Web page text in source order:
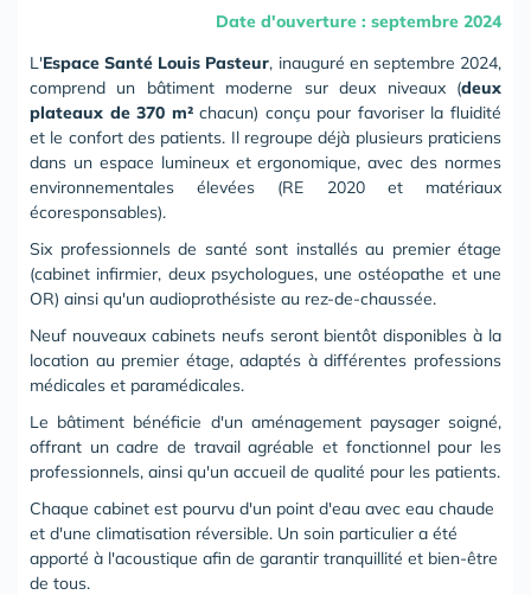
Date d'ouverture : septembre 2024
L'Espace Santé Louis Pasteur, inauguré en septembre 2024,
comprend un bâtiment moderne sur deux niveaux (deux
plateaux de 370 m²chacun) conçu pour favoriser la fluidité
et le confort des patients. Il regroupe déjà plusieurs praticiens
dans un espace lumineux et ergonomique, avec des normes
environnementales élevées (RE 2020 et matériaux
écoresponsables).
Six professionnels de santé sont installés au premier étage
(cabinet infirmier, deux psychologues, une ostéopathe et une
OR) ainsi qu'un audioprothésiste au rez-de-chaussée.
Neuf nouveaux cabinets neufs seront bientôt disponibles à la
location au premier étage, adaptés à différentes professions
médicales et paramédicales.
Le bâtiment bénéficie d'un aménagement paysager soigné,
offrant un cadre de travail agréable et fonctionnel pour les
professionnels, ainsi qu'un accueil de qualité pour les patients.
Chaque cabinet est pourvu d'un point d'eau avec eau chaude
et d'une climatisation réversible. Un soin particulier a été
apporté à l'acoustique afin de garantir tranquillité et bien-être
de tous.